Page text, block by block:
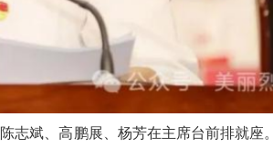
志斌、高鹏展、杨芳在主席台前排就座